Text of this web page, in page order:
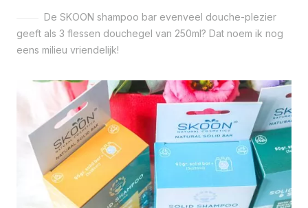
De SKOON shampoo bar evenveel douche-plezier
geeft als 3 flessen douchegel van 250ml? Dat noem ik nog
eens milieu vriendelijk!